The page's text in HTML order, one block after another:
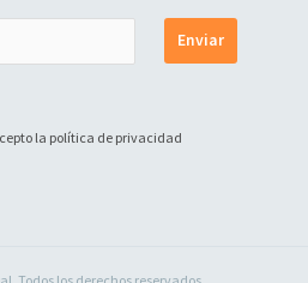
la política de privacidad
Todos los derechos reservados